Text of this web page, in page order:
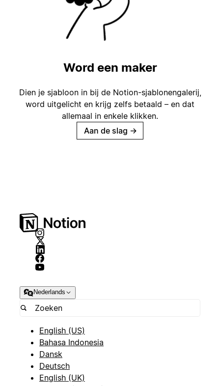
Word een maker
Dien je sjabloon in bij de Notion-sjablonengalerij,
word uitgelicht en krijg zelfs betaald – en dat
allemaal in enkele klikken.
Aan de slag →
Nederlands
English (US)
Bahasa Indonesia
Dansk
Deutsch
English (UK)